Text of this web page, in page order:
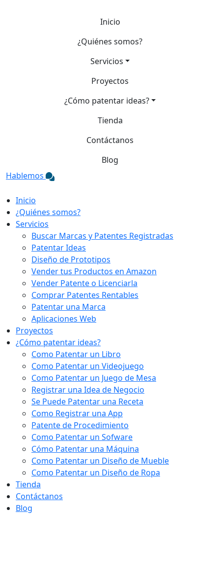
Inicio
¿Quiénes somos?
Servicios
Proyectos
¿Cómo patentar ideas?
Tienda
Contáctanos
Blog
Hablemos
Inicio
¿Quiénes somos?
Servicios
Buscar Marcas y Patentes Registradas
Patentar Ideas
Diseño de Prototipos
Vender tus Productos en Amazon
Vender Patente o Licenciarla
Comprar Patentes Rentables
Patentar una Marca
Aplicaciones Web
Proyectos
¿Cómo patentar ideas?
Como Patentar un Libro
Como Patentar un Videojuego
Como Patentar un Juego de Mesa
Registrar una Idea de Negocio
Se Puede Patentar una Receta
Como Registrar una App
Patente de Procedimiento
Como Patentar un Sofware
Cómo Patentar una Máquina
Como Patentar un Diseño de Mueble
Como Patentar un Diseño de Ropa
Tienda
Contáctanos
Blog